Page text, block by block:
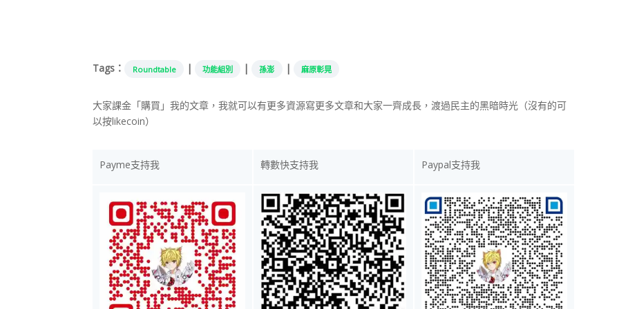
Tags： Roundtable | 功能組別 | 孫澎 | 麻原彰晃
大家課金「購買」我的文章，我就可以有更多資源寫更多文章和大家一齊成長，渡過民主的黑暗時光（沒有的可
以按likecoin）
Payme支持我 轉數快支持我 Paypal支持我